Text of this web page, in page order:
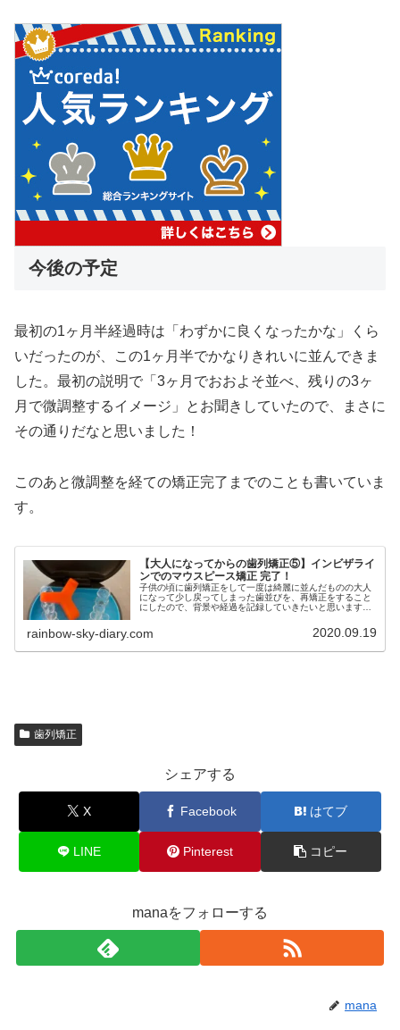
今後の予定
最初の1ヶ月半経過時は「わずかに良くなったかな」くら
いだったのが、この1ヶ月半でかなりきれいに並んできま
した。最初の説明で「3ヶ月でおおよそ並べ、残りの3ヶ
月で微調整するイメージ」とお聞きしていたので、まさに
その通りだなと思いました！
このあと微調整を経ての矯正完了までのことも書いていま
す。
【大人になってからの歯列矯正⑤】インビザライ
ンでのマウスピース矯正 完了！
子供の頃に歯列矯正をして一度は綺麗に並んだものの大人
になって少し戻ってしまった歯並びを、再矯正をすること
にしたので、背景や経過を記録していきたいと思います。
rainbow-sky-diary.com 2020.09.19
歯列矯正
シェアする
X Facebook はてブ
LINE Pinterest コピー
manaをフォローする
mana